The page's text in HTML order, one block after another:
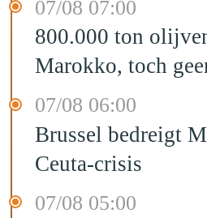
07/08 07:00
800.000 ton
Marokko, toch
07/08 06:00
Brussel bedreigt
Ceuta-crisis
07/08 05:00